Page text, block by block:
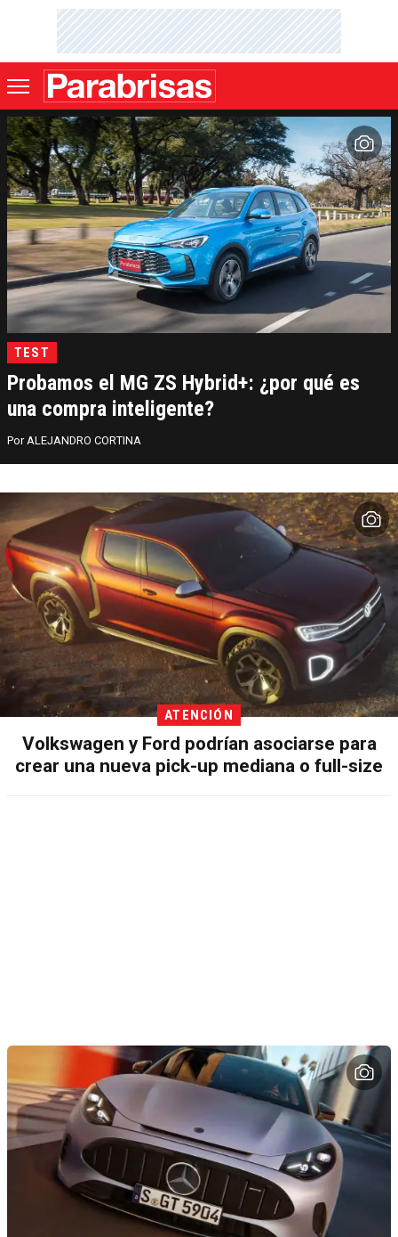
TEST
Probamos el MG ZS Hybrid+: ¿por qué es
una compra inteligente?
ALEJANDRO CORTINA
ATENCIÓN
Volkswagen y Ford podrían asociarse para
crear una nueva pick-up mediana o full-size